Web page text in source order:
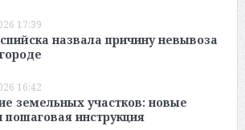
17:39
назвала причину невывоза
16:42
земельных участков: новые
пошаговая инструкция